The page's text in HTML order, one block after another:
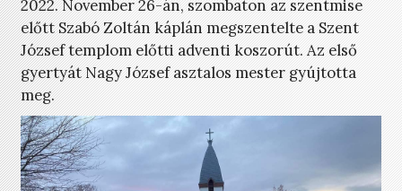
2022. November 26-án, szombaton az szentmise
előtt Szabó Zoltán káplán megszentelte a Szent
József templom előtti adventi koszorút. Az első
gyertyát Nagy József asztalos mester gyújtotta
meg.